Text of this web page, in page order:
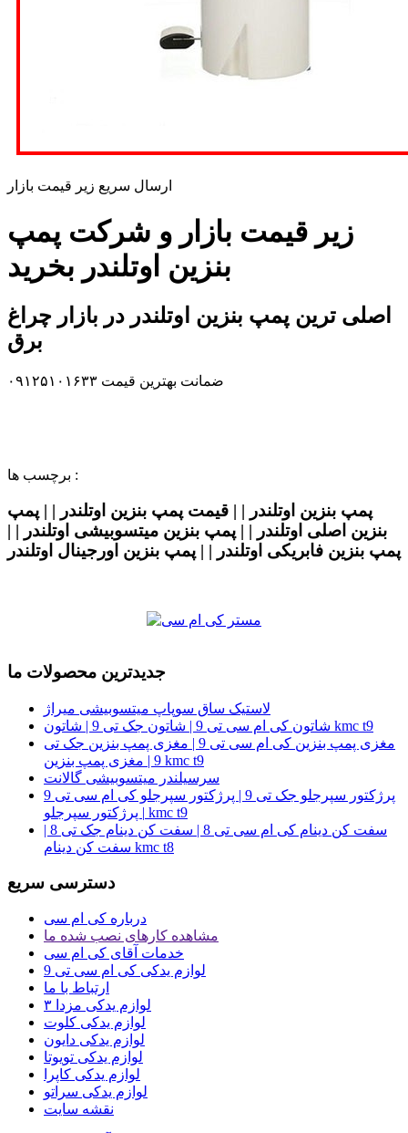
ارسال سریع زیر قیمت بازار
زیر قیمت بازار و شرکت پمپ
بنزین اوتلندر بخرید
اصلی ترین پمپ بنزین اوتلندر در بازار چراغ
برق
ضمانت بهترین قیمت ۰۹۱۲۵۱۰۱۶۳۳
برچسب ها :
پمپ بنزین اوتلندر | | قیمت پمپ بنزین اوتلندر | | پمپ
بنزین اصلی اوتلندر | | پمپ بنزین میتسوبیشی اوتلندر | |
پمپ بنزین فابریکی اوتلندر | | پمپ بنزین اورجینال اوتلندر
جدیدترین محصولات ما
لاستیک ساق سوپاپ میتسوبیشی میراژ
شاتون کی ام سی تی 9 | شاتون جک تی 9 | شاتون kmc t9
مغزی پمپ بنزین کی ام سی تی 9 | مغزی پمپ بنزین جک تی
9 | مغزی پمپ بنزین kmc t9
سرسیلندر میتسوبیشی گالانت
پرژکتور سپرجلو جک تی 9 | پرژکتور سپرجلو کی ام سی تی 9
| پرژکتور سپرجلو kmc t9
سفت کن دینام کی ام سی تی 8 | سفت کن دینام جک تی 8 |
سفت کن دینام kmc t8
دسترسی سریع
درباره کی ام سی
مشاهده کارهای نصب شده ما
خدمات آقای کی ام سی
لوازم یدکی کی ام سی تی 9
ارتباط با ما
لوازم یدکی مزدا ۳
لوازم یدکی کلوت
لوازم یدکی دایون
لوازم یدکی تویوتا
لوازم یدکی کاپرا
لوازم یدکی سراتو
نقشه سایت